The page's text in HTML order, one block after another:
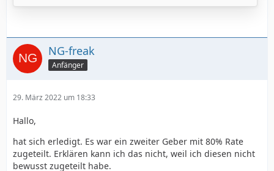
NG-freak
Anfänger
29. März 2022 um 18:33
Hallo,
hat sich erledigt. Es war ein zweiter Geber mit 80% Rate
zugeteilt. Erklären kann ich das nicht, weil ich diesen nicht
bewusst zugeteilt habe.